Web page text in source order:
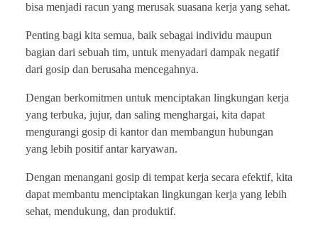
bisa menjadi racun yang merusak suasana kerja yang sehat.
Penting bagi kita semua, baik sebagai individu maupun
bagian dari sebuah tim, untuk menyadari dampak negatif
dari gosip dan berusaha mencegahnya.
Dengan berkomitmen untuk menciptakan lingkungan kerja
yang terbuka, jujur, dan saling menghargai, kita dapat
mengurangi gosip di kantor dan membangun hubungan
yang lebih positif antar karyawan.
Dengan menangani gosip di tempat kerja secara efektif, kita
dapat membantu menciptakan lingkungan kerja yang lebih
sehat, mendukung, dan produktif.